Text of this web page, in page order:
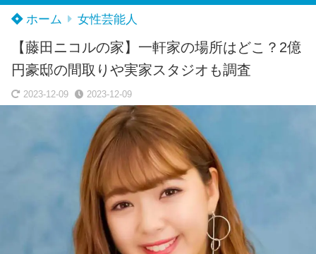
ホーム 女性芸能人
【藤田ニコルの家】一軒家の場所はどこ？2億
円豪邸の間取りや実家スタジオも調査
2023-12-09 2023-12-09